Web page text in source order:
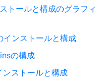
トールと構成のグラフィ
ンストールと構成
の構成
ストールと構成